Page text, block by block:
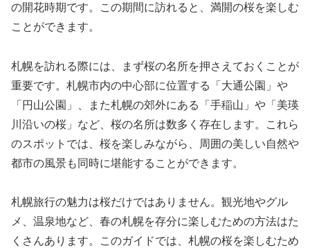
の開花時期です。この期間に訪れると、満開の桜を楽しむ
ことができます。
札幌を訪れる際には、まず桜の名所を押さえておくことが
重要です。札幌市内の中心部に位置する「大通公園」や
「円山公園」、また札幌の郊外にある「手稲山」や「美瑛
川沿いの桜」など、桜の名所は数多く存在します。これら
のスポットでは、桜を楽しみながら、周囲の美しい自然や
都市の風景も同時に堪能することができます。
札幌旅行の魅力は桜だけではありません。観光地やグル
メ、温泉地など、春の札幌を存分に楽しむための方法はた
くさんあります。このガイドでは、札幌の桜を楽しむため